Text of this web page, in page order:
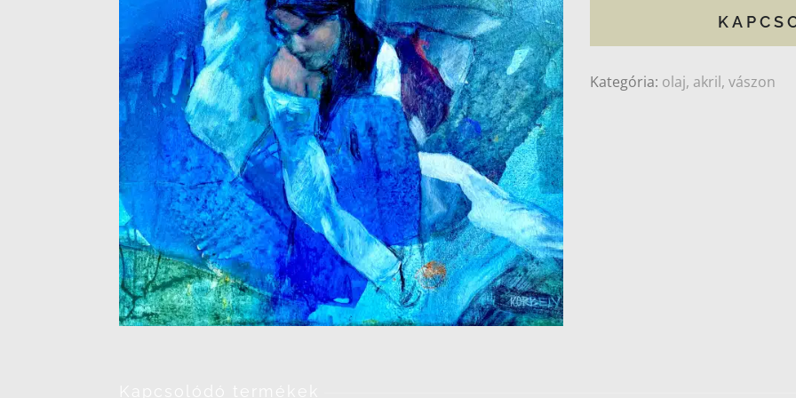
Kategória: olaj, akril, vászon